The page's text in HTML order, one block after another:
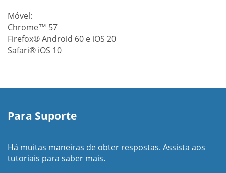
Móvel:
Chrome™ 57
Firefox® Android 60 e iOS 20
Safari® iOS 10
Para Suporte
Há muitas maneiras de obter respostas. Assista aos
tutoriais para saber mais.